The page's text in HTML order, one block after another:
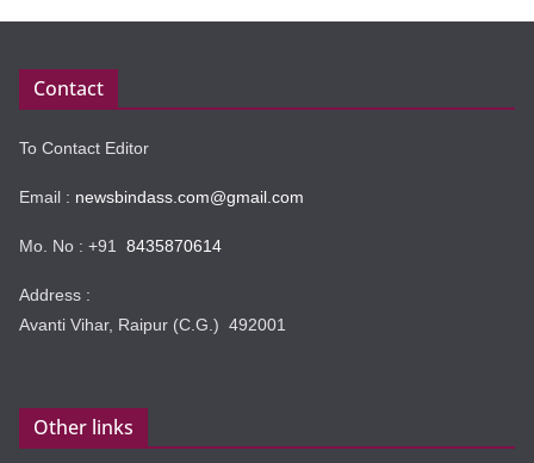
Contact
To Contact Editor
Email : newsbindass.com@gmail.com
Mo. No : +91 8435870614
Address :
Avanti Vihar, Raipur (C.G.) 492001
Other links